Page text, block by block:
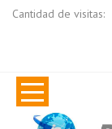
Cantidad de visitas: